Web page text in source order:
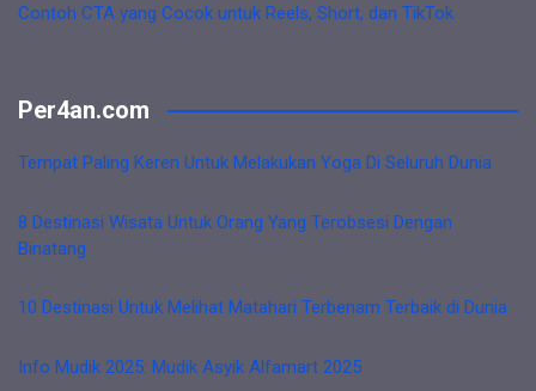
Contoh CTA yang Cocok untuk Reels, Short, dan TikTok
Per4an.com
Tempat Paling Keren Untuk Melakukan Yoga Di Seluruh Dunia
8 Destinasi Wisata Untuk Orang Yang Terobsesi Dengan
Binatang
10 Destinasi Untuk Melihat Matahari Terbenam Terbaik di Dunia
Info Mudik 2025: Mudik Asyik Alfamart 2025